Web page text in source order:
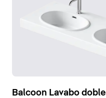
Balcoon Lavabo doble